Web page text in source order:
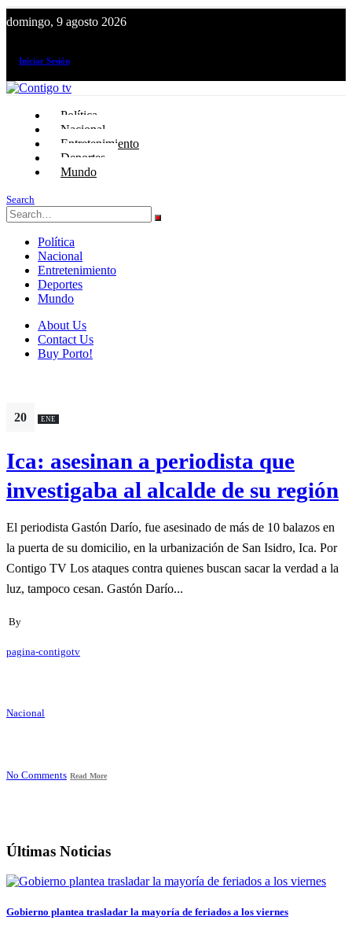
domingo, 9 agosto 2026
Iniciar Sesión
Política
Nacional
Entretenimiento
Deportes
Mundo
Search
Política
Nacional
Entretenimiento
Deportes
Mundo
About Us
Contact Us
Buy Porto!
20 ENE
Ica: asesinan a periodista que
investigaba al alcalde de su región
El periodista Gastón Darío, fue asesinado de más de 10 balazos en
la puerta de su domicilio, en la urbanización de San Isidro, Ica. Por
Contigo TV Los ataques contra quienes buscan sacar la verdad a la
luz, tampoco cesan. Gastón Darío...
By
pagina-contigotv
Nacional
No Comments Read More
Últimas Noticias
Gobierno plantea trasladar la mayoría de feriados a los viernes